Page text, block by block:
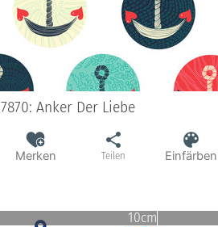
7870: Anker Der Liebe
Merken Teilen Einfärben
10cm